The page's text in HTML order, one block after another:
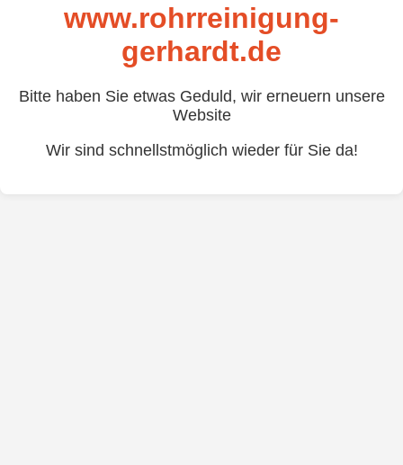
www.rohrreinigung-
gerhardt.de
Bitte haben Sie etwas Geduld, wir erneuern unsere
Website
Wir sind schnellstmöglich wieder für Sie da!